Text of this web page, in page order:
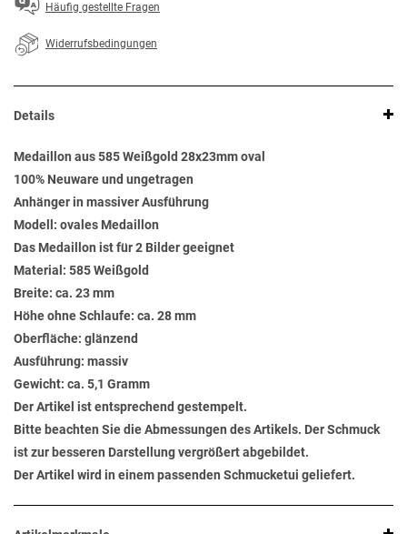
Häufig gestellte Fragen
Widerrufsbedingungen
Details
Medaillon aus 585 Weißgold 28x23mm oval
100% Neuware und ungetragen
Anhänger in massiver Ausführung
Modell: ovales Medaillon
Das Medaillon ist für 2 Bilder geeignet
Material: 585 Weißgold
Breite: ca. 23 mm
Höhe ohne Schlaufe: ca. 28 mm
Oberfläche: glänzend
Ausführung: massiv
Gewicht: ca. 5,1 Gramm
Der Artikel ist entsprechend gestempelt.
Bitte beachten Sie die Abmessungen des Artikels. Der Schmuck
ist zur besseren Darstellung vergrößert abgebildet.
Der Artikel wird in einem passenden Schmucketui geliefert.